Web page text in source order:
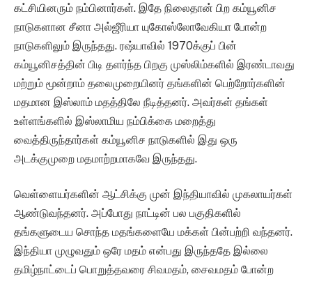
கட்சியினரும் நம்பினார்கள். இதே நிலைதான் பிற கம்யூனிச
நாடுகளான சீனா அல்ஜீரியா யுகோஸ்லோவேகியா போன்ற
நாடுகளிலும் இருந்தது. ரஷ்யாவில் 1970க்குப் பின்
கம்யூனிசத்தின் பிடி தளர்ந்த பிறகு முஸ்லிம்களில் இரண்டாவது
மற்றும் மூன்றாம் தலைமுறையினர் தங்களின் பெற்றோர்களின்
மதமான இஸ்லாம் மதத்திலே நீடித்தனர். அவர்கள் தங்கள்
உள்ளங்களில் இஸ்லாமிய நம்பிக்கை மறைத்து
வைத்திருந்தார்கள் கம்யூனிச நாடுகளில் இது ஒரு
அடக்குமுறை மதமாற்றமாகவே இருந்தது.
வெள்ளையர்களின் ஆட்சிக்கு முன் இந்தியாவில் முகலாயர்கள்
ஆண்டுவந்தனர். அப்போது நாட்டின் பல பகுதிகளில்
தங்களுடைய சொந்த மதங்களையே மக்கள் பின்பற்றி வந்தனர்.
இந்தியா முழுவதும் ஒரே மதம் என்பது இருந்ததே இல்லை
தமிழ்நாட்டைப் பொறுத்தவரை சிவமதம், சைவமதம் போன்ற